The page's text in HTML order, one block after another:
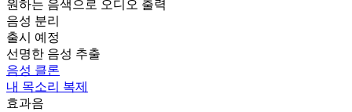
원하는 음색으로 오디오 출력
음성 분리
출시 예정
선명한 음성 추출
음성 클론
내 목소리 복제
효과음